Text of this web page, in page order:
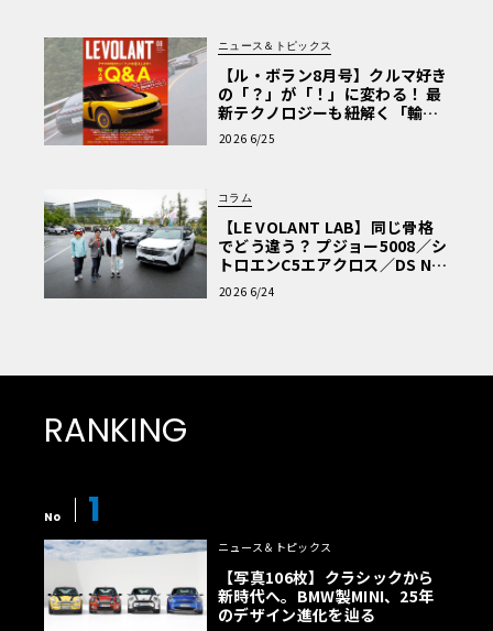
ニュース＆トピックス
【ル・ボラン8月号】クルマ好き
の「？」が「！」に変わる！ 最
新テクノロジーも紐解く「輸入
車Q&A」
2026 6/25
コラム
【LE VOLANT LAB】同じ骨格
でどう違う？ プジョー5008／シ
トロエンC5エアクロス／DS Nº4
読者一気乗りレポート
2026 6/24
RANKING
No 1
ニュース＆トピックス
【写真106枚】クラシックから
新時代へ。BMW製MINI、25年
のデザイン進化を辿る